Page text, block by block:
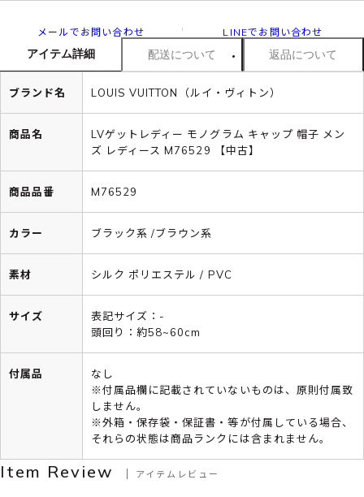
メールでお問い合わせ LINEでお問い合わせ
アイテム詳細 配送について 返品について
ブランド名 LOUIS VUITTON（ルイ・ヴィトン）
商品名
LVゲットレディー モノグラム キャップ 帽子 メン
ズ レディース M76529 【中古】
商品品番 M76529
カラー ブラック系 /ブラウン系
素材 シルク ポリエステル / PVC
サイズ
表記サイズ：-
頭回り：約58~60cm
付属品
なし
※付属品欄に記載されていないものは、原則付属致
しません。
※外箱・保存袋・保証書・等が付属している場合、
それらの状態は商品ランクには含まれません。
Item Review アイテムレビュー